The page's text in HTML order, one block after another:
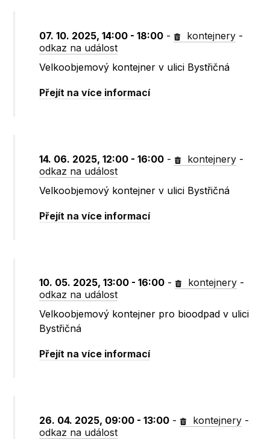
07. 10. 2025, 14:00 - 18:00 - kontejnery -
odkaz na událost
Velkoobjemový kontejner v ulici Bystřičná
Přejít na více informací
14. 06. 2025, 12:00 - 16:00 - kontejnery -
odkaz na událost
Velkoobjemový kontejner v ulici Bystřičná
Přejít na více informací
10. 05. 2025, 13:00 - 16:00 - kontejnery -
odkaz na událost
Velkoobjemový kontejner pro bioodpad v ulici
Bystřičná
Přejít na více informací
26. 04. 2025, 09:00 - 13:00 - kontejnery -
odkaz na událost